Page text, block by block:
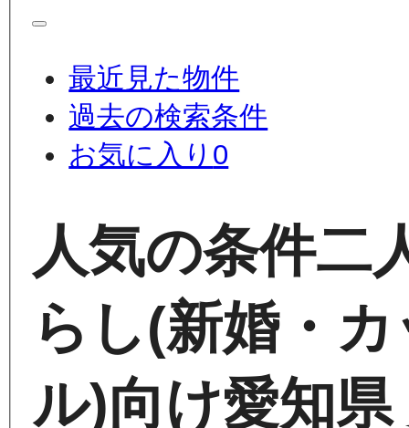
最近見た物件
過去の検索条件
お気に入り 0
人気の条件二
らし(新婚・
ル)向け愛知県